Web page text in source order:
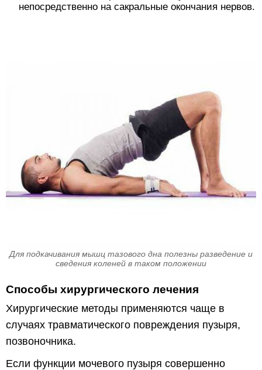
непосредственно на сакральные окончания нервов.
Для подкачивания мышц тазового дна полезны разведение и
сведения коленей в таком положении
Способы хирургического лечения
Хирургические методы применяются чаще в
случаях травматического повреждения пузыря,
позвоночника.
Если функции мочевого пузыря совершенно